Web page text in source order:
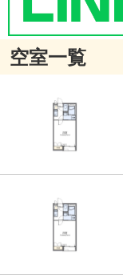
空室一覧